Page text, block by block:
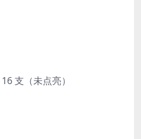
支（未点亮）